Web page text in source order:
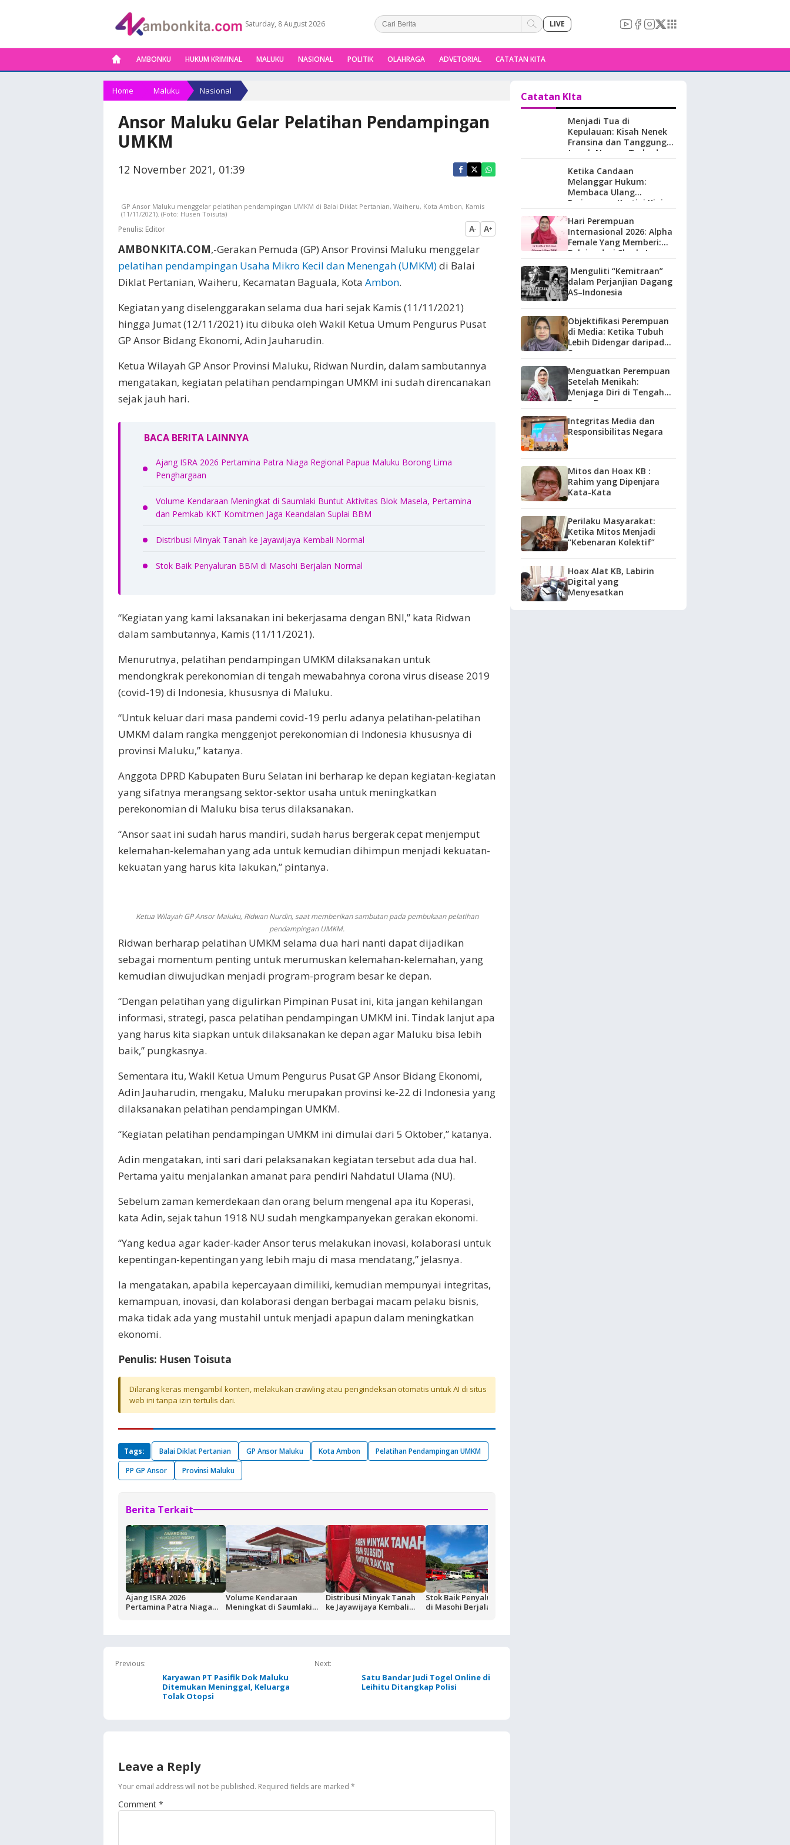
Saturday, 8 August 2026 LIVE
AMBONKU HUKUM KRIMINAL MALUKU NASIONAL POLITIK OLAHRAGA ADVETORIAL CATATAN KITA
Home Maluku Nasional
Ansor Maluku Gelar Pelatihan Pendampingan
UMKM
12 November 2021, 01:39
GP Ansor Maluku menggelar pelatihan pendampingan UMKM di Balai Diklat Pertanian, Waiheru, Kota Ambon, Kamis
(11/11/2021). (Foto: Husen Toisuta)
Penulis: Editor A- A+
AMBONKITA.COM,-Gerakan Pemuda (GP) Ansor Provinsi Maluku menggelar
pelatihan pendampingan Usaha Mikro Kecil dan Menengah (UMKM)di Balai
Diklat Pertanian, Waiheru, Kecamatan Baguala, Kota Ambon.
Kegiatan yang diselenggarakan selama dua hari sejak Kamis (11/11/2021)
hingga Jumat (12/11/2021) itu dibuka oleh Wakil Ketua Umum Pengurus Pusat
GP Ansor Bidang Ekonomi, Adin Jauharudin.
Ketua Wilayah GP Ansor Provinsi Maluku, Ridwan Nurdin, dalam sambutannya
mengatakan, kegiatan pelatihan pendampingan UMKM ini sudah direncanakan
sejak jauh hari.
BACA BERITA LAINNYA
Ajang ISRA 2026 Pertamina Patra Niaga Regional Papua Maluku Borong Lima
Penghargaan
Volume Kendaraan Meningkat di Saumlaki Buntut Aktivitas Blok Masela, Pertamina
dan Pemkab KKT Komitmen Jaga Keandalan Suplai BBM
Distribusi Minyak Tanah ke Jayawijaya Kembali Normal
Stok Baik Penyaluran BBM di Masohi Berjalan Normal
“Kegiatan yang kami laksanakan ini bekerjasama dengan BNI,” kata Ridwan
dalam sambutannya, Kamis (11/11/2021).
Menurutnya, pelatihan pendampingan UMKM dilaksanakan untuk
mendongkrak perekonomian di tengah mewabahnya corona virus disease 2019
(covid-19) di Indonesia, khususnya di Maluku.
“Untuk keluar dari masa pandemi covid-19 perlu adanya pelatihan-pelatihan
UMKM dalam rangka menggenjot perekonomian di Indonesia khususnya di
provinsi Maluku,” katanya.
Anggota DPRD Kabupaten Buru Selatan ini berharap ke depan kegiatan-kegiatan
yang sifatnya merangsang sektor-sektor usaha untuk meningkatkan
perekonomian di Maluku bisa terus dilaksanakan.
“Ansor saat ini sudah harus mandiri, sudah harus bergerak cepat menjemput
kelemahan-kelemahan yang ada untuk kemudian dihimpun menjadi kekuatan-
kekuatan yang harus kita lakukan,” pintanya.
Ketua Wilayah GP Ansor Maluku, Ridwan Nurdin, saat memberikan sambutan pada pembukaan pelatihan
pendampingan UMKM.
Ridwan berharap pelatihan UMKM selama dua hari nanti dapat dijadikan
sebagai momentum penting untuk merumuskan kelemahan-kelemahan, yang
kemudian diwujudkan menjadi program-program besar ke depan.
“Dengan pelatihan yang digulirkan Pimpinan Pusat ini, kita jangan kehilangan
informasi, strategi, pasca pelatihan pendampingan UMKM ini. Tindak lanjut apa
yang harus kita siapkan untuk dilaksanakan ke depan agar Maluku bisa lebih
baik,” pungkasnya.
Sementara itu, Wakil Ketua Umum Pengurus Pusat GP Ansor Bidang Ekonomi,
Adin Jauharudin, mengaku, Maluku merupakan provinsi ke-22 di Indonesia yang
dilaksanakan pelatihan pendampingan UMKM.
“Kegiatan pelatihan pendampingan UMKM ini dimulai dari 5 Oktober,” katanya.
Adin mengatakan, inti sari dari pelaksanakan kegiatan tersebut ada dua hal.
Pertama yaitu menjalankan amanat para pendiri Nahdatul Ulama (NU).
Sebelum zaman kemerdekaan dan orang belum mengenal apa itu Koperasi,
kata Adin, sejak tahun 1918 NU sudah mengkampanyekan gerakan ekonomi.
“Yang kedua agar kader-kader Ansor terus melakukan inovasi, kolaborasi untuk
kepentingan-kepentingan yang lebih maju di masa mendatang,” jelasnya.
Ia mengatakan, apabila kepercayaan dimiliki, kemudian mempunyai integritas,
kemampuan, inovasi, dan kolaborasi dengan berbagai macam pelaku bisnis,
maka tidak ada yang mustahil untuk menjadi apapun dalam meningkatkan
ekonomi.
Penulis: Husen Toisuta
Dilarang keras mengambil konten, melakukan crawling atau pengindeksan otomatis untuk AI di situs
web ini tanpa izin tertulis dari.
Tags: Balai Diklat Pertanian GP Ansor Maluku Kota Ambon
Pelatihan Pendampingan UMKM
PP GP Ansor
Provinsi Maluku
Berita Terkait
Ajang ISRA 2026
Pertamina Patra Niaga
Volume Kendaraan
Meningkat di Saumlaki
Distribusi Minyak Tanah
ke Jayawijaya Kembali
Stok Baik Penyaluran BBM
di Masohi Berjalan Normal
Previous:
Karyawan PT Pasifik Dok Maluku
Ditemukan Meninggal, Keluarga
Tolak Otopsi
Next:
Satu Bandar Judi Togel Online di
Leihitu Ditangkap Polisi
Leave a Reply
Your email address will not be published. Required fields are marked *
Comment *
Catatan KIta
Menjadi Tua di
Kepulauan: Kisah Nenek
Fransina dan Tanggung
Jawab Negara Terhadap
Maluku.
Ketika Candaan
Melanggar Hukum:
Membaca Ulang
Perjuangan Kartini Kini
Hari Perempuan
Internasional 2026: Alpha
Female Yang Memberi:
Belajar dari Sherly Laos
Menguliti “Kemitraan”
dalam Perjanjian Dagang
AS–Indonesia
Objektifikasi Perempuan
di Media: Ketika Tubuh
Lebih Didengar daripada
Suara
Menguatkan Perempuan
Setelah Menikah:
Menjaga Diri di Tengah
Peran Baru
Integritas Media dan
Responsibilitas Negara
Mitos dan Hoax KB :
Rahim yang Dipenjara
Kata-Kata
Perilaku Masyarakat:
Ketika Mitos Menjadi
“Kebenaran Kolektif”
Hoax Alat KB, Labirin
Digital yang
Menyesatkan